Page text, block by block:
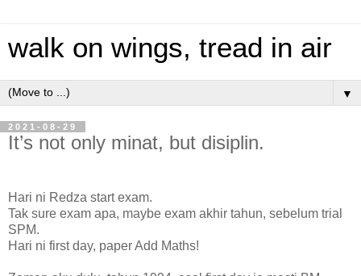
walk on wings, tread in air
▼
2021-08-29
It’s not only minat, but disiplin.
Hari ni Redza start exam.
Tak sure exam apa, maybe exam akhir tahun, sebelum trial
SPM.
Hari ni first day, paper Add Maths!